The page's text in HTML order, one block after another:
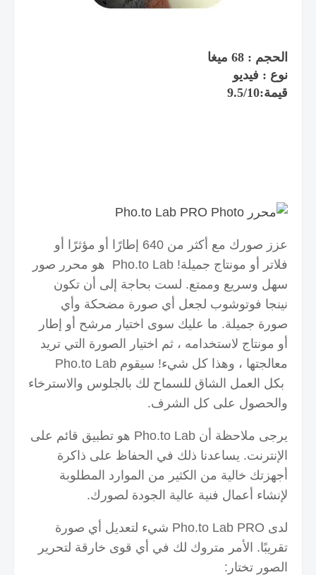
الحجم : 68 ميغا
نوع : فيديو
قيمة:9.5/10
عزز صورك مع أكثر من 640 إطارًا أو مؤثرًا أو
فلاتر أو مونتاج جميلة!
Pho.to Lab هو محرر صور
سهل وسريع وممتع. لست بحاجة إلى أن تكون
نينجا فوتوشوب لجعل أي صورة مضحكة وأي
صورة جميلة. ما عليك سوى اختيار مرشح أو إطار
أو مونتاج لاستخدامه ، ثم اختيار الصورة التي تريد
معالجتها ، وهذا كل شيء! سيقوم Pho.to Lab
بكل العمل الشاق للسماح لك بالجلوس والاسترخاء
والحصول على كل الشرف.
يرجى ملاحظة أن Pho.to Lab هو تطبيق قائم على
الإنترنت. يساعدنا ذلك في الحفاظ على ذاكرة
أجهزتك خالية من الكثير من الموارد المطلوبة
لإنشاء أعمال فنية عالية الجودة لصورك.
لدى Pho.to Lab PRO شيء لتعديل أي صورة
تقريبًا. الأمر متروك لك في أي قوى خارقة لتحرير
الصور تختار: